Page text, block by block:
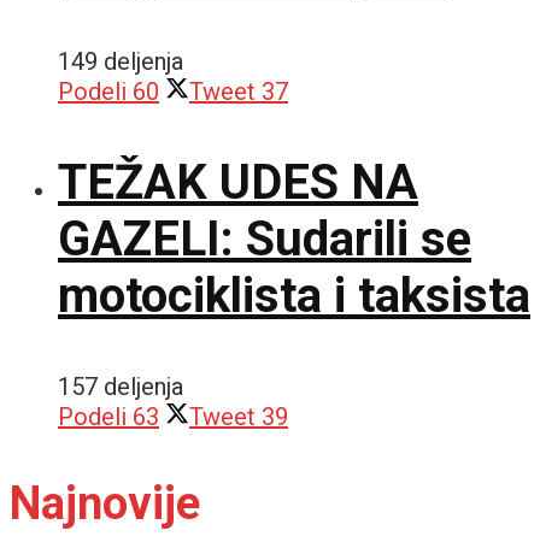
149 deljenja
Podeli 60 Tweet 37
TEŽAK UDES NA
GAZELI: Sudarili se
motociklista i taksista
157 deljenja
Podeli 63 Tweet 39
Najnovije